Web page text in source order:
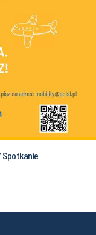
Spotkanie